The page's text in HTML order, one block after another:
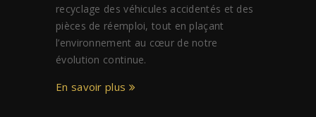
recyclage des véhicules accidentés et des
pièces de réemploi, tout en plaçant
l’environnement au cœur de notre
évolution continue.
En savoir plus